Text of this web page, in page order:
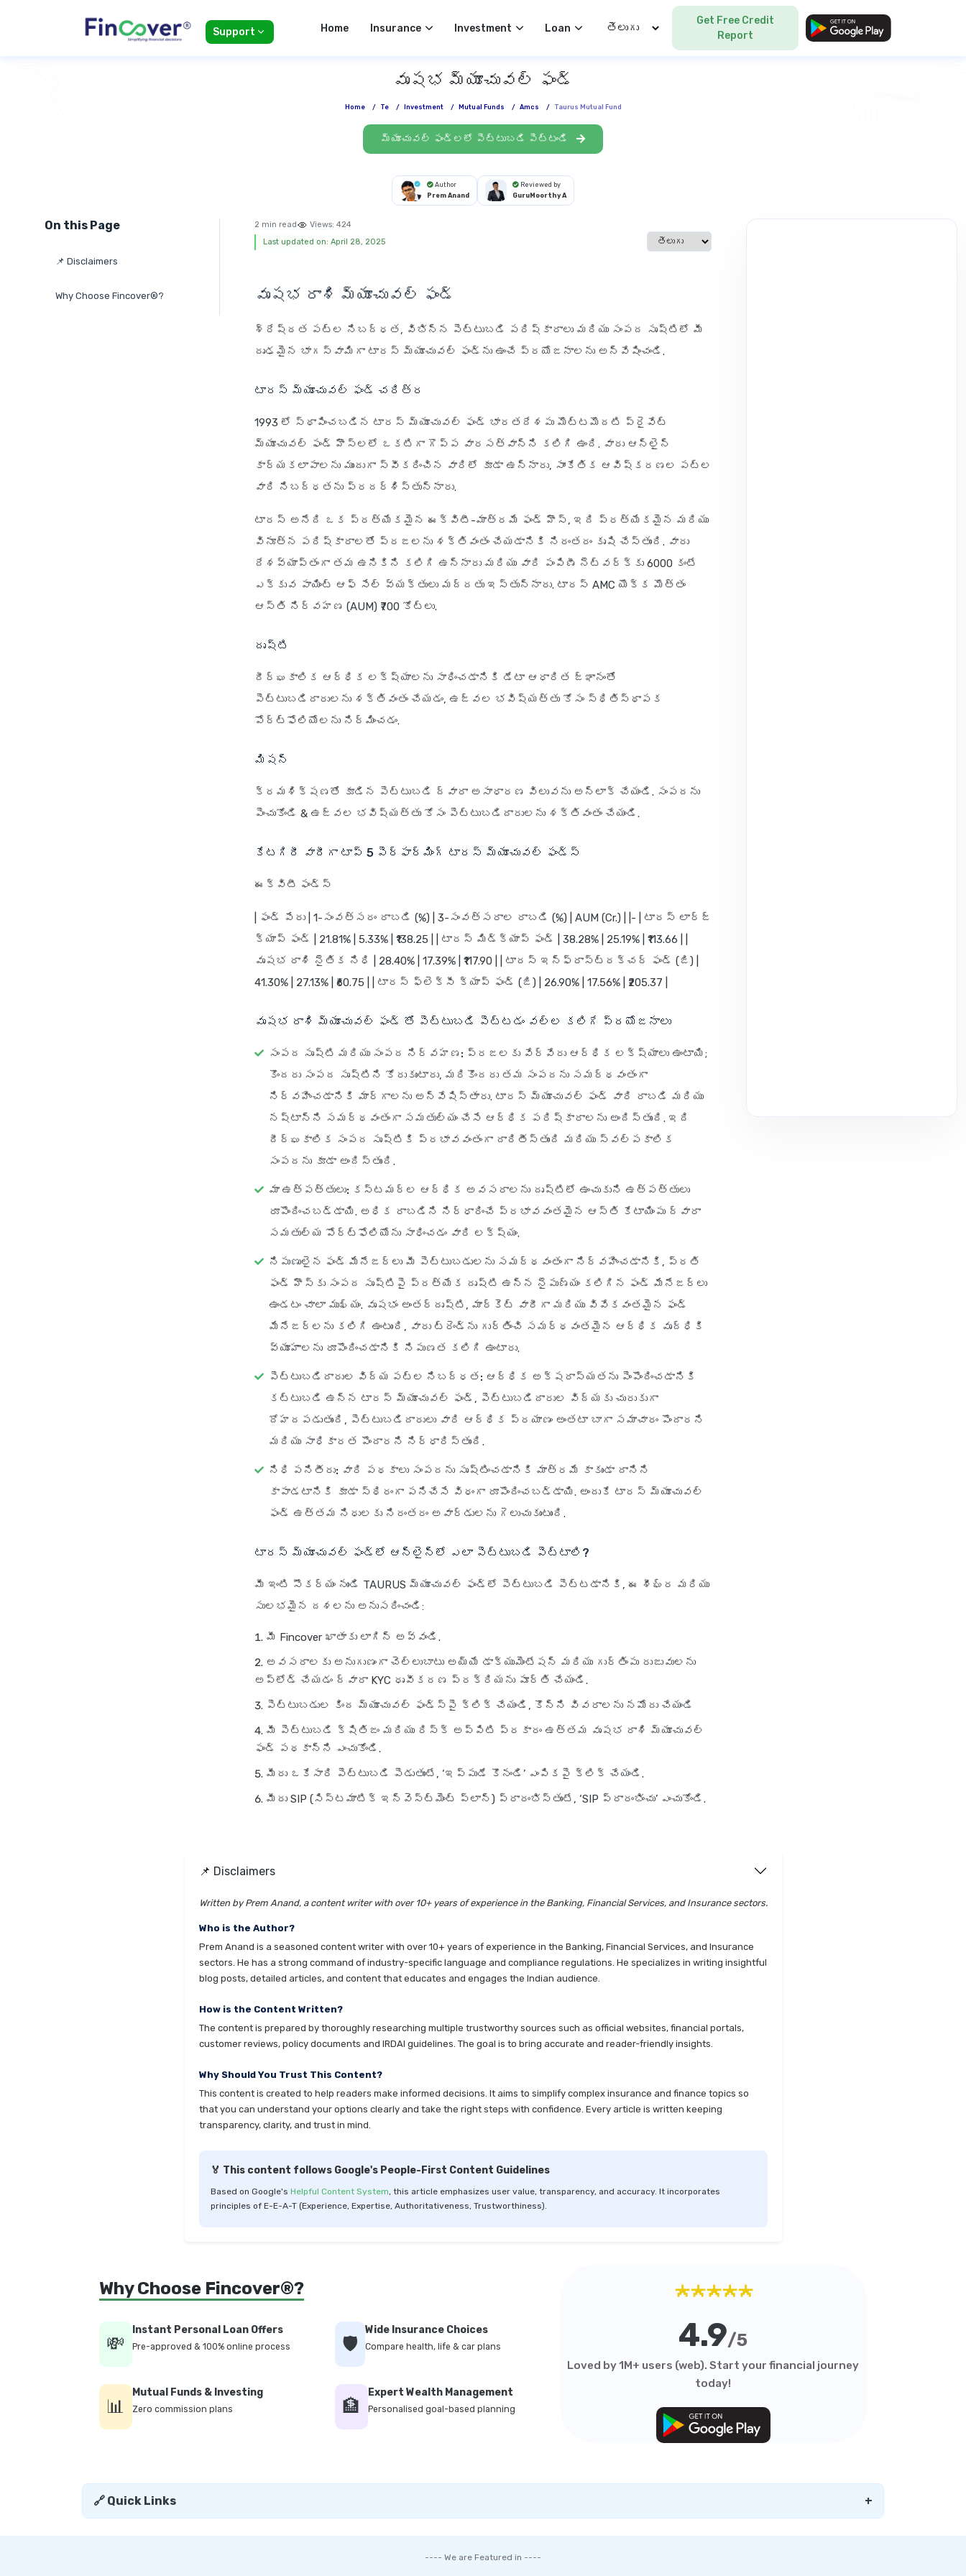
Support Home Insurance Investment Loan Select Language
Get Free Credit
Report
వృషభ మ్యూచువల్ ఫండ్
Home / Te / Investment / Mutual Funds / Amcs / Taurus Mutual Fund
మ్యూచువల్ ఫండ్లలో పెట్టుబడి పెట్టండి
Author
Prem Anand
Reviewed by
GuruMoorthy A
On this Page
📌 Disclaimers
Why Choose Fincover®?
2 min read Views: 424
Last updated on: April 28, 2025
Select language
వృషభ రాశి మ్యూచువల్ ఫండ్
శ్రేష్ఠత పట్ల నిబద్ధత, విభిన్న పెట్టుబడి పరిష్కారాలు మరియు సంపద సృష్టిలో మీ
దృఢమైన భాగస్వామిగా టారస్ మ్యూచువల్ ఫండ్‌ను ఉంచే ప్రయోజనాలను అన్వేషించండి.
టారస్ మ్యూచువల్ ఫండ్ చరిత్ర
1993 లో స్థాపించబడిన టారస్ మ్యూచువల్ ఫండ్ భారతదేశపు మొట్టమొదటి ప్రైవేట్
మ్యూచువల్ ఫండ్ హౌస్‌లలో ఒకటిగా గొప్ప వారసత్వాన్ని కలిగి ఉంది. వారు ఆన్‌లైన్
కార్యకలాపాలను ముందుగా స్వీకరించిన వారిలో కూడా ఉన్నారు, సాంకేతిక ఆవిష్కరణల పట్ల
వారి నిబద్ధతను ప్రదర్శిస్తున్నారు.
టారస్ అనేది ఒక ప్రత్యేకమైన ఈక్విటీ-మాత్రమే ఫండ్ హౌస్, ఇది ప్రత్యేకమైన మరియు
వినూత్న పరిష్కారాలతో ప్రజలను శక్తివంతం చేయడానికి నిరంతరం కృషి చేస్తుంది. వారు
దేశవ్యాప్తంగా తమ ఉనికిని కలిగి ఉన్నారు మరియు వారి పంపిణీ నెట్‌వర్క్‌కు 6000 కంటే
ఎక్కువ పాయింట్ ఆఫ్ సేల్ వ్యక్తులు మద్దతు ఇస్తున్నారు. టారస్ AMC యొక్క మొత్తం
ఆస్తి నిర్వహణ (AUM) ₹700 కోట్లు.
దృష్టి
దీర్ఘకాలిక ఆర్థిక లక్ష్యాలను సాధించడానికి డేటా ఆధారిత జ్ఞానంతో
పెట్టుబడిదారులను శక్తివంతం చేయడం, ఉజ్వల భవిష్యత్తు కోసం స్థితిస్థాపక
పోర్ట్‌ఫోలియోలను నిర్మించడం.
మిషన్
క్రమశిక్షణతో కూడిన పెట్టుబడి ద్వారా అసాధారణ విలువను అన్‌లాక్ చేయండి. సంపదను
పెంచుకోండి & ఉజ్వల భవిష్యత్తు కోసం పెట్టుబడిదారులను శక్తివంతం చేయండి.
కేటగిరీ వారీగా టాప్ 5 పెర్ఫార్మింగ్ టారస్ మ్యూచువల్ ఫండ్స్
ఈక్విటీ ఫండ్స్
| ఫండ్ పేరు | 1-సంవత్సరం రాబడి (%) | 3-సంవత్సరాల రాబడి (%) | AUM (Cr.) | |- | టారస్ లార్జ్
క్యాప్ ఫండ్ | 21.81% | 5.33% | ₹138.25 | | టారస్ మిడ్‌క్యాప్ ఫండ్ | 38.28% | 25.19% | ₹113.66 | |
వృషభ రాశి నైతిక నిధి | 28.40% | 17.39% | ₹117.90 | | టారస్ ఇన్ఫ్రాస్ట్రక్చర్ ఫండ్ (జి) |
41.30% | 27.13% | ₹60.75 | | టారస్ ఫ్లెక్సీ క్యాప్ ఫండ్ (జి) | 26.90% | 17.56% | ₹205.37 |
వృషభ రాశి మ్యూచువల్ ఫండ్ తో పెట్టుబడి పెట్టడం వల్ల కలిగే ప్రయోజనాలు
సంపద సృష్టి మరియు సంపద నిర్వహణ: ప్రజలకు వేర్వేరు ఆర్థిక లక్ష్యాలు ఉంటాయి;
కొందరు సంపద సృష్టిని కోరుకుంటారు, మరికొందరు తమ సంపదను సమర్థవంతంగా
నిర్వహించడానికి మార్గాలను అన్వేషిస్తారు. టారస్ మ్యూచువల్ ఫండ్ వారి రాబడి మరియు
నష్టాన్ని సమర్థవంతంగా సమతుల్యం చేసే ఆర్థిక పరిష్కారాలను అందిస్తుంది. ఇది
దీర్ఘకాలిక సంపద సృష్టికి ప్రభావవంతంగా దారితీస్తుంది మరియు స్వల్పకాలిక
సంపదను కూడా అందిస్తుంది.
మా ఉత్పత్తులు: కస్టమర్ల ఆర్థిక అవసరాలను దృష్టిలో ఉంచుకుని ఉత్పత్తులు
రూపొందించబడ్డాయి. అధిక రాబడిని నిర్ధారించే ప్రభావవంతమైన ఆస్తి కేటాయింపు ద్వారా
సమతుల్య పోర్ట్‌ఫోలియోను సాధించడం వారి లక్ష్యం.
నిపుణులైన ఫండ్ మేనేజర్లు మీ పెట్టుబడులను సమర్థవంతంగా నిర్వహించడానికి, ప్రతి
ఫండ్ హౌస్‌కు సంపద సృష్టిపై ప్రత్యేక దృష్టి ఉన్న నైపుణ్యం కలిగిన ఫండ్ మేనేజర్లు
ఉండటం చాలా ముఖ్యం. వృషభం అంతర్దృష్టి, మార్కెట్ వారీగా మరియు వివేకవంతమైన ఫండ్
మేనేజర్లను కలిగి ఉంటుంది, వారు ట్రెండ్‌ను గుర్తించి సమర్థవంతమైన ఆర్థిక వృద్ధికి
వ్యూహాలను రూపొందించడానికి నిపుణత కలిగి ఉంటారు.
పెట్టుబడిదారుల విద్య పట్ల నిబద్ధత: ఆర్థిక అక్షరాస్యతను పెంపొందించడానికి
కట్టుబడి ఉన్న టారస్ మ్యూచువల్ ఫండ్, పెట్టుబడిదారుల విద్యకు చురుకుగా
దోహదపడుతుంది, పెట్టుబడిదారులు వారి ఆర్థిక ప్రయాణం అంతటా బాగా సమాచారం పొందారని
మరియు సాధికారత పొందారని నిర్ధారిస్తుంది.
నిధి పనితీరు: వారి పథకాలు సంపదను సృష్టించడానికి మాత్రమే కాకుండా దానిని
కాపాడటానికి కూడా స్థిరంగా పనిచేసే విధంగా రూపొందించబడ్డాయి. అందుకే టారస్ మ్యూచువల్
ఫండ్ ఉత్తమ నిధులకు నిరంతరం అవార్డులను గెలుచుకుంటుంది.
టారస్ మ్యూచువల్ ఫండ్‌లో ఆన్‌లైన్‌లో ఎలా పెట్టుబడి పెట్టాలి?
మీ ఇంటి సౌకర్యం నుండి TAURUS మ్యూచువల్ ఫండ్‌లో పెట్టుబడి పెట్టడానికి, ఈ శీఘ్ర మరియు
సులభమైన దశలను అనుసరించండి:
మీ Fincover ఖాతాకు లాగిన్ అవ్వండి.
అవసరాలకు అనుగుణంగా చెల్లుబాటు అయ్యే డాక్యుమెంటేషన్ మరియు గుర్తింపు రుజువులను
అప్‌లోడ్ చేయడం ద్వారా KYC ధృవీకరణ ప్రక్రియను పూర్తి చేయండి.
పెట్టుబడుల కింద మ్యూచువల్ ఫండ్స్‌పై క్లిక్ చేయండి, కొన్ని వివరాలను నమోదు చేయండి
మీ పెట్టుబడి క్షితిజం మరియు రిస్క్ అప్పిటి ప్రకారం ఉత్తమ వృషభ రాశి మ్యూచువల్
ఫండ్ పథకాన్ని ఎంచుకోండి.
మీరు ఒకేసారి పెట్టుబడి పెడుతుంటే, ‘ఇప్పుడే కొనండి’ ఎంపికపై క్లిక్ చేయండి.
మీరు SIP (సిస్టమాటిక్ ఇన్వెస్ట్‌మెంట్ ప్లాన్) ప్రారంభిస్తుంటే, ‘SIP ప్రారంభించు’ ఎంచుకోండి.
📌 Disclaimers
Written by Prem Anand, a content writer with over 10+ years of experience in the Banking, Financial Services, and Insurance sectors.
Who is the Author?
Prem Anand is a seasoned content writer with over 10+ years of experience in the Banking, Financial Services, and Insurance
sectors. He has a strong command of industry-specific language and compliance regulations. He specializes in writing insightful
blog posts, detailed articles, and content that educates and engages the Indian audience.
How is the Content Written?
The content is prepared by thoroughly researching multiple trustworthy sources such as official websites, financial portals,
customer reviews, policy documents and IRDAI guidelines. The goal is to bring accurate and reader-friendly insights.
Why Should You Trust This Content?
This content is created to help readers make informed decisions. It aims to simplify complex insurance and finance topics so
that you can understand your options clearly and take the right steps with confidence. Every article is written keeping
transparency, clarity, and trust in mind.
🏅 This content follows Google's People-First Content Guidelines
Based on Google's Helpful Content System, this article emphasizes user value, transparency, and accuracy. It incorporates
principles of E-E-A-T (Experience, Expertise, Authoritativeness, Trustworthiness).
Why Choose Fincover®?
💸
Instant Personal Loan Offers
Pre-approved & 100% online process 🛡️
Wide Insurance Choices
Compare health, life & car plans
📊
Mutual Funds & Investing
Zero commission plans 🏦
Expert Wealth Management
Personalised goal-based planning
★★★★★
4.9/5
Loved by 1M+ users (web). Start your financial journey
today!
🔗 Quick Links +
---- We are Featured in ----